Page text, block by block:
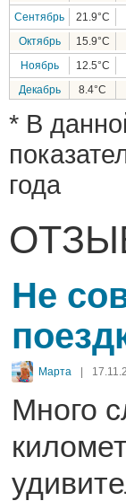
Сентябрь
21.9°C
Октябрь
15.9°C
Ноябрь
12.5°C
Декабрь
8.4°C
* В
года
Не
Марта |
Много